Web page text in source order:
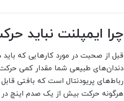
چرا ایمپلنت نباید
قبل از صحبت در مورد کارهایی که باید
دندان‌های طبیعی شما مقدار کمی
رباط‌های پریودنتال است که بافتی
هرگونه حرکت بیش از یک صدم اینچ در